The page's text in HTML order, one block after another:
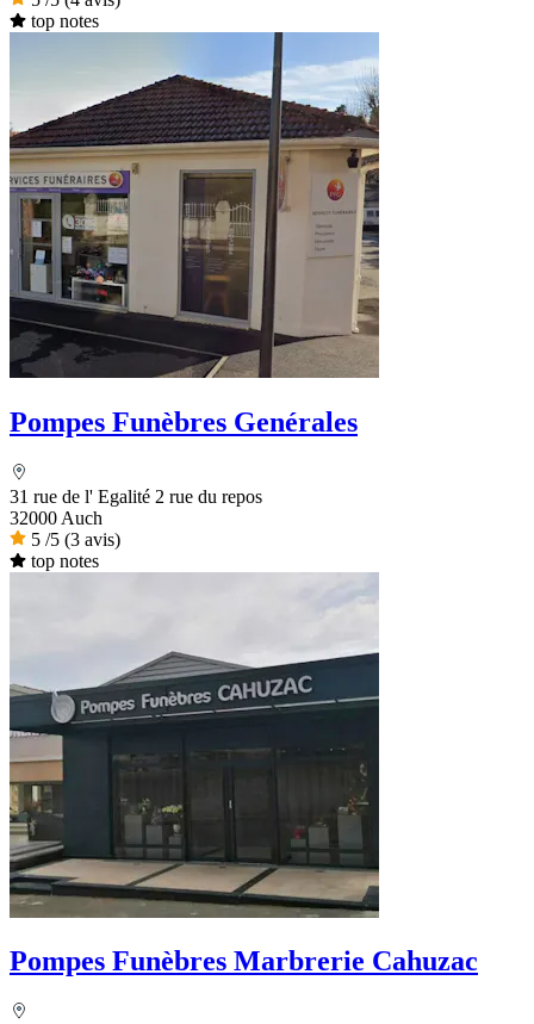
top notes
Pompes Funèbres Genérales
31 rue de l' Egalité 2 rue du repos
32000 Auch
5 /5 (3 avis)
top notes
Pompes Funèbres Marbrerie Cahuzac